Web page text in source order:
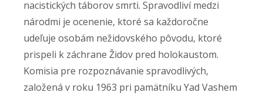
nacistických táborov smrti. Spravodliví medzi
národmi je ocenenie, ktoré sa každoročne
udeľuje osobám nežidovského pôvodu, ktoré
prispeli k záchrane Židov pred holokaustom.
Komisia pre rozpoznávanie spravodlivých,
založená v roku 1963 pri pamätníku Yad Vashem